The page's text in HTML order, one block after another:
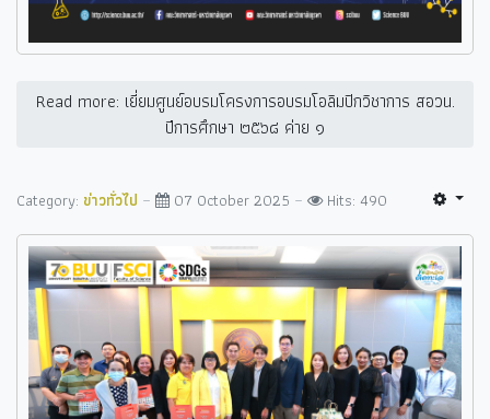
Read more: เยี่ยมศูนย์อบรมโครงการอบรมโอลิมปิกวิชาการ สอวน.
ปีการศึกษา ๒๕๖๘ ค่าย ๑
Category: ข่าวทั่วไป 07 October 2025 Hits: 490